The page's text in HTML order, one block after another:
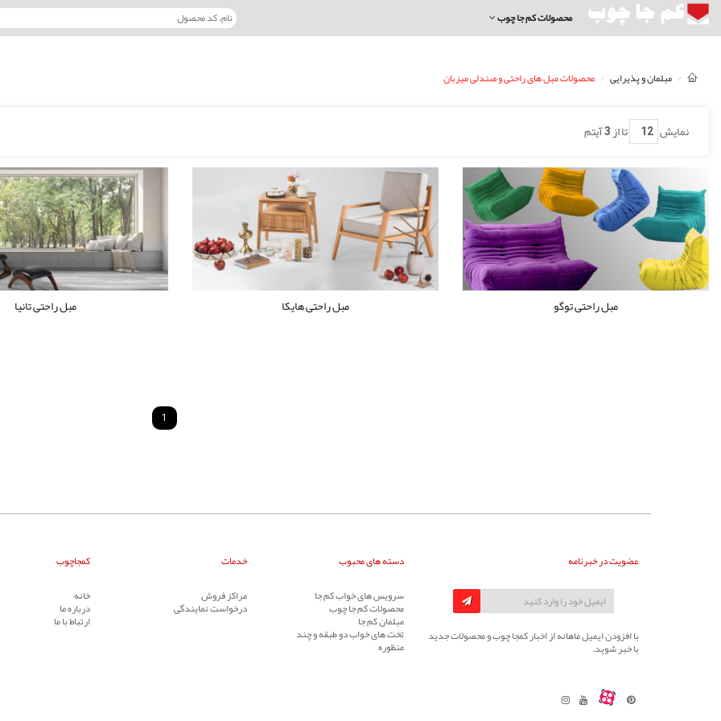
محصولات کم جا چوب
مبلمان و پذیرایی محصولات مبل های راحتی و صندلی میزبان
نمایش تا از3آیتم
مبل راحتی توگو مبل راحتی هایکا مبل راحتی تانیا
1
عضویت در خبرنامه
با افزودن ایمیل ماهانه از اخبار کمجا چوب و محصولات جدید
با خبر شوید.
دسته های محبوب
سرویس های خواب کم جا
محصولات کم جا چوب
مبلمان کم جا
تخت های خواب دو طبقه و چند
منظوره
خدمات
مراکز فروش
درخواست نمایندگی
کمجاچوب
خانه
درباره ما
ارتباط با ما